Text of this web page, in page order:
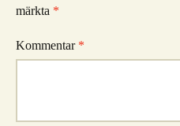
märkta *
Kommentar *